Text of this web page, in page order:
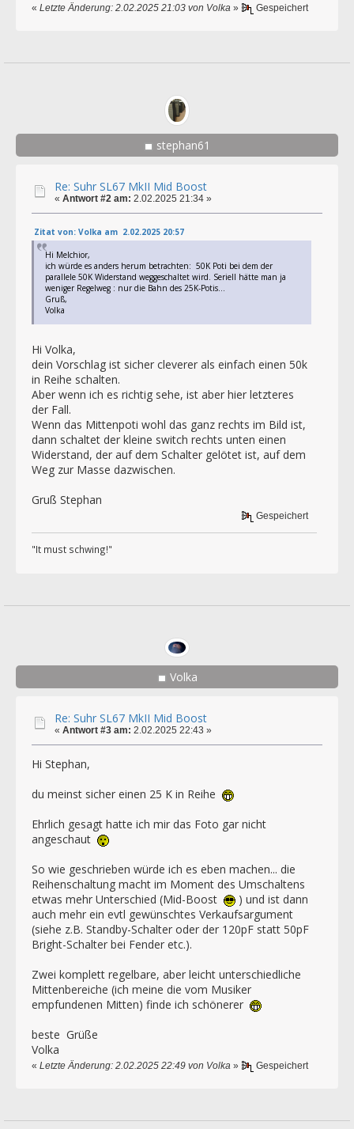
« Letzte Änderung: 2.02.2025 21:03 von Volka » Gespeichert
stephan61
Re: Suhr SL67 MkII Mid Boost
« Antwort #2 am: 2.02.2025 21:34 »
Zitat von: Volka am 2.02.2025 20:57
Hi Melchior,
ich würde es anders herum betrachten: 50K Poti bei dem der
parallele 50K Widerstand weggeschaltet wird. Seriell hätte man ja
weniger Regelweg : nur die Bahn des 25K-Potis...
Gruß,
Volka
Hi Volka,
dein Vorschlag ist sicher cleverer als einfach einen 50k
in Reihe schalten.
Aber wenn ich es richtig sehe, ist aber hier letzteres
der Fall.
Wenn das Mittenpoti wohl das ganz rechts im Bild ist,
dann schaltet der kleine switch rechts unten einen
Widerstand, der auf dem Schalter gelötet ist, auf dem
Weg zur Masse dazwischen.
Gruß Stephan
Gespeichert
"It must schwing!"
Volka
Re: Suhr SL67 MkII Mid Boost
« Antwort #3 am: 2.02.2025 22:43 »
Hi Stephan,
du meinst sicher einen 25 K in Reihe
Ehrlich gesagt hatte ich mir das Foto gar nicht
angeschaut
So wie geschrieben würde ich es eben machen... die
Reihenschaltung macht im Moment des Umschaltens
etwas mehr Unterschied (Mid-Boost
) und ist dann
auch mehr ein evtl gewünschtes Verkaufsargument
(siehe z.B. Standby-Schalter oder der 120pF statt 50pF
Bright-Schalter bei Fender etc.).
Zwei komplett regelbare, aber leicht unterschiedliche
Mittenbereiche (ich meine die vom Musiker
empfundenen Mitten) finde ich schönerer
beste Grüße
Volka
« Letzte Änderung: 2.02.2025 22:49 von Volka » Gespeichert